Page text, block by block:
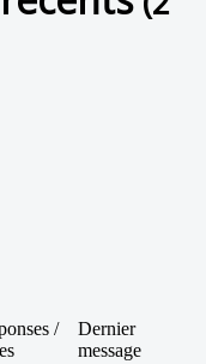
/
Dernier
message